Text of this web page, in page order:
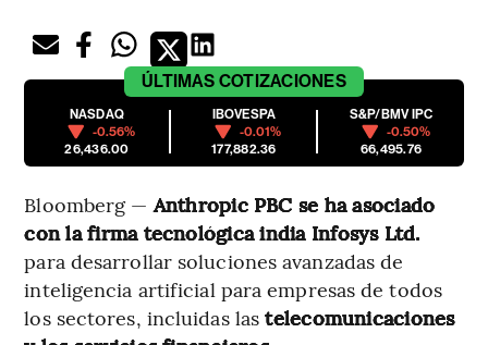
ÚLTIMAS COTIZACIONES
NASDAQ
-0.56%
26,436.00
IBOVESPA
-0.01%
177,882.36
S&P/BMV IPC
-0.50%
66,495.76
Bloomberg —Anthropic PBC se ha asociado
con la firma tecnológica india Infosys Ltd.
para desarrollar soluciones avanzadas de
inteligencia artificial para empresas de todos
los sectores, incluidas las telecomunicaciones